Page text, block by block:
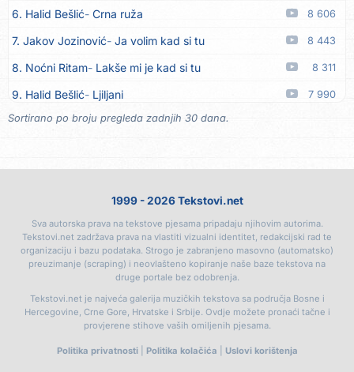
17. Grupa Makedonija Ima edna moma 05.08
18. Ljupka Dimitrovska Javi se telefonom 05.08
19. Grupa 777 Kada zazvoni moj telefon 05.08
20. Grupa 777 Posljednja noć 05.08
21. Ljupka Dimitrovska Voliš... ne voliš
Tiha voda ruši stene
25. Boris Novković Sve je manje prijatelja 05.08
26. Tereza Kesovija Švora 05.08
Reci mi, idi
28. Lile Da me majka opet rodi 05.08
6. Halid Bešlić Crna ruža 8 606
7. Jakov Jozinović Ja volim kad si tu 8 443
8. Noćni Ritam Lakše mi je kad si tu 8 311
9. Halid Bešlić Ljiljani 7 990
10. Aleksandra Prijović Kababa
Rekla si mi
14. Karlo! Mon amour 6 405
15. Vesna Zmijanac Ovo u grudima 6 335
16. Džej Ramadanovski Ova mačka do mene
17. Amira Medunjanin Pjevat ćemo šta nam srce zna 5 885
Sortirano po broju pregleda zadnjih 30 dana.
1999 - 2026 Tekstovi.net
Sva autorska prava na tekstove pjesama pripadaju njihovim autorima.
Tekstovi.net zadržava prava na vlastiti vizualni identitet, redakcijski rad te
organizaciju i bazu podataka. Strogo je zabranjeno masovno (automatsko)
preuzimanje (scraping) i neovlašteno kopiranje naše baze tekstova na
druge portale bez odobrenja.
Tekstovi.net je najveća galerija muzičkih tekstova sa područja Bosne i
Hercegovine, Crne Gore, Hrvatske i Srbije. Ovdje možete pronaći tačne i
provjerene stihove vaših omiljenih pjesama.
Politika privatnosti| Politika kolačića Uslovi korištenja